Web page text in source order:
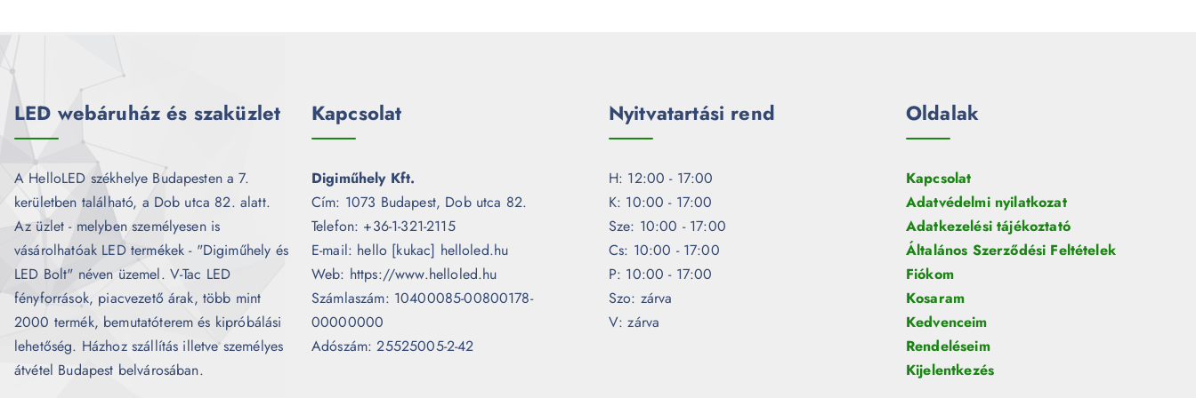
LED webáruház és szaküzlet
A HelloLED székhelye Budapesten a 7.
kerületben található, a Dob utca 82. alatt.
Az üzlet - melyben személyesen is
vásárolhatóak LED termékek - "Digiműhely és
LED Bolt" néven üzemel. V-Tac LED
fényforrások, piacvezető árak, több mint
2000 termék, bemutatóterem és kipróbálási
lehetőség. Házhoz szállítás illetve személyes
átvétel Budapest belvárosában.
Kapcsolat
Digiműhely Kft.
Cím: 1073 Budapest, Dob utca 82.
Telefon: +36-1-321-2115
E-mail: hello [kukac] helloled.hu
Web: https://www.helloled.hu
Számlaszám: 10400085-00800178-
00000000
Adószám: 25525005-2-42
Nyitvatartási rend
H: 12:00 - 17:00
K: 10:00 - 17:00
Sze: 10:00 - 17:00
Cs: 10:00 - 17:00
P: 10:00 - 17:00
Szo: zárva
V: zárva
Oldalak
Kapcsolat
Adatvédelmi nyilatkozat
Adatkezelési tájékoztató
Általános Szerződési Feltételek
Fiókom
Kosaram
Kedvenceim
Rendeléseim
Kijelentkezés